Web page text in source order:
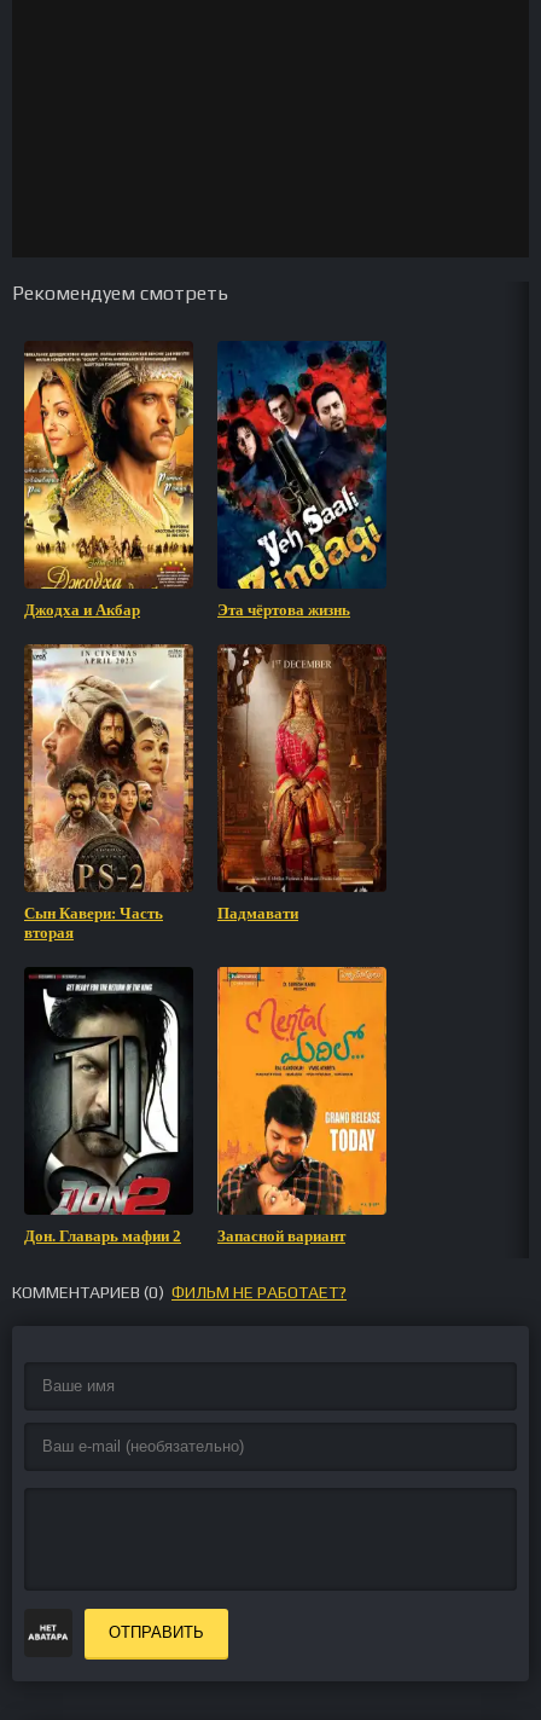
Рекомендуем смотреть
Джодха и Акбар Эта чёртова жизнь
Сын Кавери: Часть
вторая
Падмавати
Дон. Главарь мафии 2 Запасной вариант
КОММЕНТАРИЕВ (0) ФИЛЬМ НЕ РАБОТАЕТ?
ОТПРАВИТЬ